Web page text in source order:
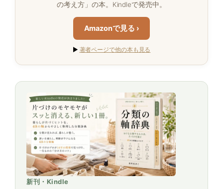
の考え方」の本。Kindleで発売中。
Amazonで見る ›
▶ 著者ページで他の本も見る
新刊・Kindle